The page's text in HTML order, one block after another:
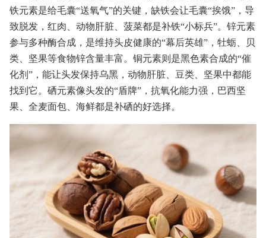
铁元素是给毛囊“送氧气”的关键，缺铁会让毛囊“挨饿”，导
致脱发，红肉、动物肝脏、菠菜都是补铁“小标兵”。锌元素
参与多种酶合成，是维持头皮健康的“幕后英雄”，牡蛎、贝
类、坚果等食物锌含量丰富。铜元素则是黑色素合成的“催
化剂”，能让头发保持乌黑，动物肝脏、豆类、坚果中都能
找到它。硒元素像头发的“盾牌”，抗氧化能力强，巴西坚
果、全麦面包、海鲜都是补硒的好选择。